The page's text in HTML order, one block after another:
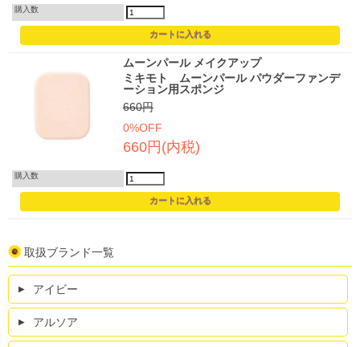
購入数
ムーンパール メイクアップ
ミキモト ムーンパール パウダーファンデ
ーション用スポンジ
660円
0%OFF
660円(内税)
購入数
取扱ブランド一覧
アイビー
アルソア